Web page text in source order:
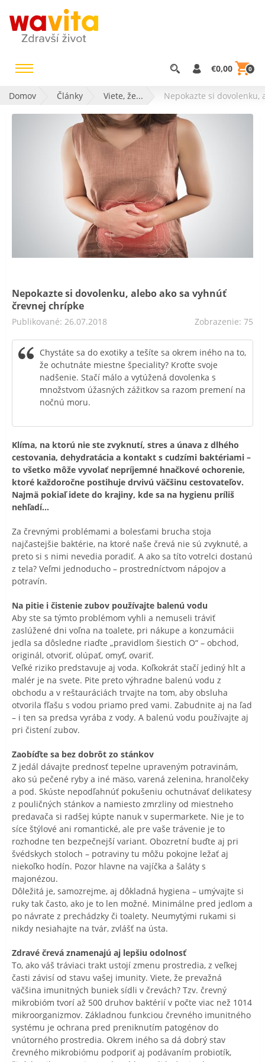
€0,00 0
Domov Články Viete, že... Nepokazte si dovolenku,
Nepokazte si dovolenku, alebo ako sa vyhnúť
črevnej chrípke
Publikované: 26.07.2018 Zobrazenie: 75
Chystáte sa do exotiky a tešíte sa okrem iného na to,
že ochutnáte miestne špeciality? Kroťte svoje
nadšenie. Stačí málo a vytúžená dovolenka s
množstvom úžasných zážitkov sa razom premení na
nočnú moru.
Klíma, na ktorú nie ste zvyknutí, stres a únava z dlhého
cestovania, dehydratácia a kontakt s cudzími baktériami –
to všetko môže vyvolať nepríjemné hnačkové ochorenie,
ktoré každoročne postihuje drvivú väčšinu cestovateľov.
Najmä pokiaľ idete do krajiny, kde sa na hygienu príliš
nehľadí...
Za črevnými problémami a bolesťami brucha stoja
najčastejšie baktérie, na ktoré naše črevá nie sú zvyknuté, a
preto si s nimi nevedia poradiť. A ako sa títo votrelci dostanú
z tela? Veľmi jednoducho – prostredníctvom nápojov a
potravín.
Na pitie i čistenie zubov používajte balenú vodu
Aby ste sa týmto problémom vyhli a nemuseli tráviť
zaslúžené dni voľna na toalete, pri nákupe a konzumácii
jedla sa dôsledne riaďte „pravidlom šiestich O“ – obchod,
originál, otvoriť, olúpať, omyť, ovariť.
Veľké riziko predstavuje aj voda. Koľkokrát stačí jediný hlt a
malér je na svete. Pite preto výhradne balenú vodu z
obchodu a v reštauráciách trvajte na tom, aby obsluha
otvorila fľašu s vodou priamo pred vami. Zabudnite aj na ľad
– i ten sa predsa vyrába z vody. A balenú vodu používajte aj
pri čistení zubov.
Zaobíďte sa bez dobrôt zo stánkov
Z jedál dávajte prednosť tepelne upraveným potravinám,
ako sú pečené ryby a iné mäso, varená zelenina, hranolčeky
a pod. Skúste nepodľahnúť pokušeniu ochutnávať delikatesy
z pouličných stánkov a namiesto zmrzliny od miestneho
predavača si radšej kúpte nanuk v supermarkete. Nie je to
síce štýlové ani romantické, ale pre vaše trávenie je to
rozhodne ten bezpečnejší variant. Obozretní buďte aj pri
švédskych stoloch – potraviny tu môžu pokojne ležať aj
niekoľko hodín. Pozor hlavne na vajíčka a šaláty s
majonézou.
Dôležitá je, samozrejme, aj dôkladná hygiena – umývajte si
ruky tak často, ako je to len možné. Minimálne pred jedlom a
po návrate z prechádzky či toalety. Neumytými rukami si
nikdy nesiahajte na tvár, zvlášť na ústa.
Zdravé črevá znamenajú aj lepšiu odolnosť
To, ako váš tráviaci trakt ustojí zmenu prostredia, z veľkej
časti závisí od stavu vašej imunity. Viete, že prevažná
väčšina imunitných buniek sídli v črevách? Tzv. črevný
mikrobióm tvorí až 500 druhov baktérií v počte viac než 1014
mikroorganizmov. Základnou funkciou črevného imunitného
systému je ochrana pred preniknutím patogénov do
vnútorného prostredia. Okrem iného sa dá dobrý stav
črevného mikrobiómu podporiť aj podávaním probiotík,